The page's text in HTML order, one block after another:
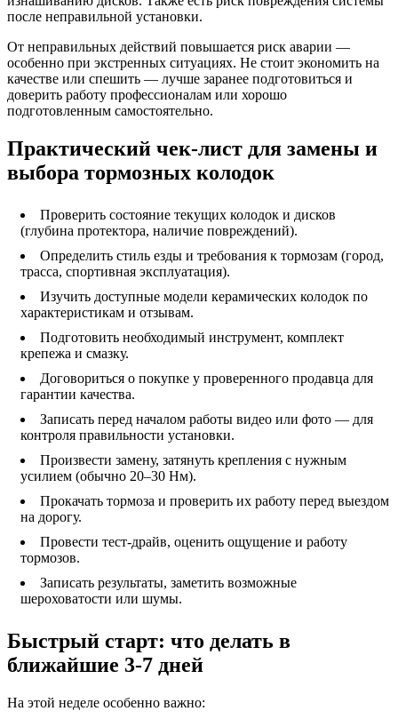
после неправильной установки.
От неправильных действий повышается риск аварии —
особенно при экстренных ситуациях. Не стоит экономить на
качестве или спешить — лучше заранее подготовиться и
доверить работу профессионалам или хорошо
подготовленным самостоятельно.
Практический чек-лист для замены и
выбора тормозных колодок
Проверить состояние текущих колодок и дисков
(глубина протектора, наличие повреждений).
Определить стиль езды и требования к тормозам (город,
трасса, спортивная эксплуатация).
Изучить доступные модели керамических колодок по
характеристикам и отзывам.
Подготовить необходимый инструмент, комплект
крепежа и смазку.
Договориться о покупке у проверенного продавца для
гарантии качества.
Записать перед началом работы видео или фото — для
контроля правильности установки.
Произвести замену, затянуть крепления с нужным
усилием (обычно 20–30 Нм).
Прокачать тормоза и проверить их работу перед выездом
на дорогу.
Провести тест-драйв, оценить ощущение и работу
тормозов.
Записать результаты, заметить возможные
шероховатости или шумы.
Быстрый старт: что делать в
ближайшие 3-7 дней
На этой неделе особенно важно: